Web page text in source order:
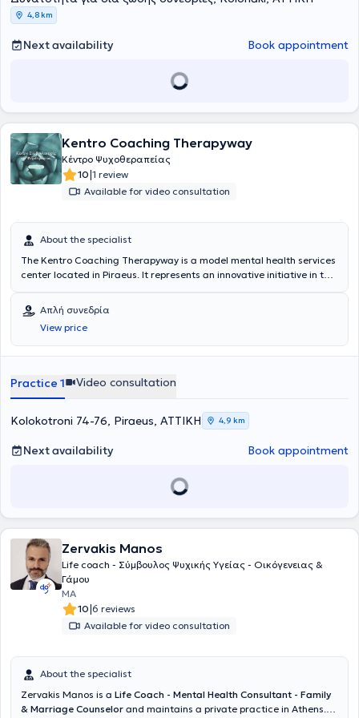
4,8 km
Next availability Book appointment
Kentro Coaching Therapyway
Κέντρο Ψυχοθεραπείας
10|1 review
Available for video consultation
About the specialist
The Kentro Coaching Therapyway is a model mental health services
center located in Piraeus. It represents an innovative initiative in the
to-date data of psychotherapy and NLP on a case-by-case basis.
Utilizing the capabilities of its interdisciplinary team, it offers a
range of diagnostic and therapeutic services on-site, addressing
mental health needs in a holistic and individualized manner. The
crisis, grief, depression, panic attack, dilemmas, separation,
professional and personal deadlocks, among others. The center's
specialized psychotherapists, capable of receiving a request,
conducting a comprehensive assessment, and proposing the
appropriate therapeutic approach.
Απλή συνεδρία
View price
Practice 1 Video consultation
Kolokotroni 74-76, Piraeus, ΑΤΤΙΚΗ 4,9 km
Next availability Book appointment
Zervakis Manos
Life coach - Σύμβουλος Ψυχικής Υγείας - Οικόγενειας &
Γάμου
MA
10|6 reviews
Available for video consultation
About the specialist
Zervakis Manos is a Life Coach - Mental Health Consultant - Family
& Marriage Counselor and maintains a private practice in Athens.